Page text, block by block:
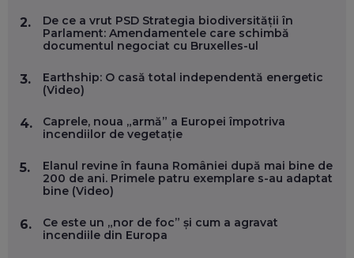
MARIUS PAȘCULEA, COFONDATOR AL KULTH: CUM
CĂTRE ARTĂ, LA NIVEL GLOBAL
EP. 57
ANDREI AVĂDANEI, BIT SENTINEL: CUM ÎȚI PROTEJEZI
EFICIENT VIAȚA ONLINE. ȘI CARE SUNT PRIMII PAȘI ÎNTR-O
EP. 56
ÎNVAȚĂ AEO ȘI GEO!
EP. 55
2.
De ce a vrut PSD Strategia biodiversității în
Parlament: Amendamentele care schimbă
documentul negociat cu Bruxelles-ul
3.
Earthship: O casă total independentă energetic
(Video)
4.
Caprele, noua „armă” a Europei împotriva
incendiilor de vegetație
5.
Elanul revine în fauna României după mai bine de
200 de ani. Primele patru exemplare s-au adaptat
bine (Video)
6.
Ce este un „nor de foc” și cum a agravat
incendiile din Europa